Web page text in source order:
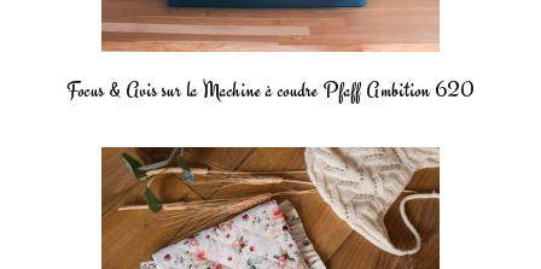
Focus & Avis sur la Machine à coudre Pfaff Ambition 620